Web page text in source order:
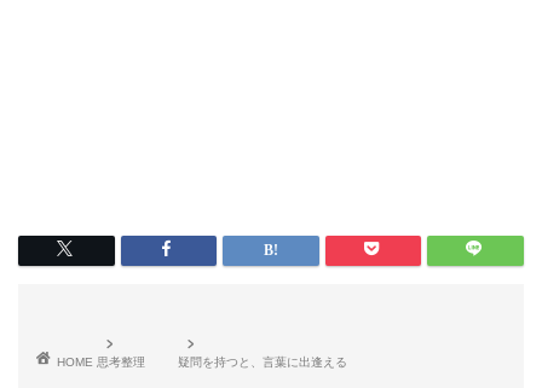
HOME 思考整理 疑問を持つと、言葉に出逢える